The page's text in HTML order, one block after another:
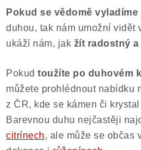
Pokud se vědomě vyladíme
duhou, tak nám umožní vidět
ukáží nám, jak žít radostný
Pokud toužíte po duhovém
můžete prohlédnout nabídku
z ČR, kde se kámen či
Barevnou duhu nejčastěji
citrínech, ale může se občas